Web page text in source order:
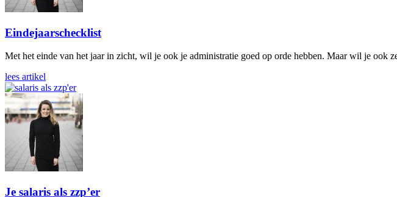
Eindejaarschecklist
Met het einde van het jaar in zicht, wil je ook je administratie goed op orde hebben. Maar wil je ook
lees artikel
Je salaris als zzp’er